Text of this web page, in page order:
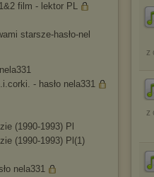
film - lektor PL
starsze-hasło-nel
.i.corki. - hasło nela331
(1990-1993) Pl
(1990-1993) Pl(1)
nela331
z
z